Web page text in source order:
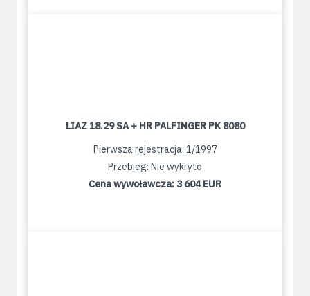
LIAZ 18.29 SA + HR PALFINGER PK 8080
Pierwsza rejestracja: 1/1997
Przebieg: Nie wykryto
Cena wywoławcza: 3 604 EUR